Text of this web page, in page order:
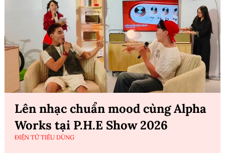
Lên nhạc chuẩn mood cùng Alpha
Works tại P.H.E Show 2026
ĐIỆN TỬ TIÊU DÙNG